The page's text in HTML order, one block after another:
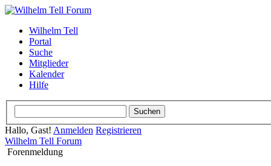
Wilhelm Tell
Portal
Suche
Mitglieder
Kalender
Hilfe
Hallo, Gast! Anmelden Registrieren
Wilhelm Tell Forum
Forenmeldung